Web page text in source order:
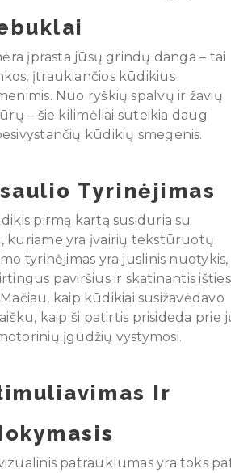
įprasta jūsų grindų danga – tai
įtraukiančios kūdikius
Nuo ryškių spalvų ir žavių
– šie kilimėliai suteikia daug
kūdikių smegenis.
Tyrinėjimas
pirmą kartą susiduria su
kuriame yra įvairių tekstūruotų
tyrinėjimas yra juslinis nuotykis,
paviršius ir skatinantis
kaip kūdikiai susižavėdavo
kaip ši patirtis prisideda prie
įgūdžių vystymosi.
Ir
patrauklumas yra toks